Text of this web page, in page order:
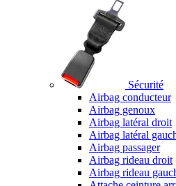
Sécurité
Airbag conducteur
Airbag genoux
Airbag latéral droit
Airbag latéral
Airbag passager
Airbag rideau droit
Airbag rideau